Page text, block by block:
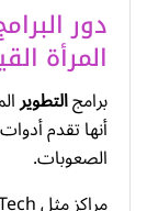
دور
المرأة
برامجالتطوير
أنها تقدم
الصعوبات.